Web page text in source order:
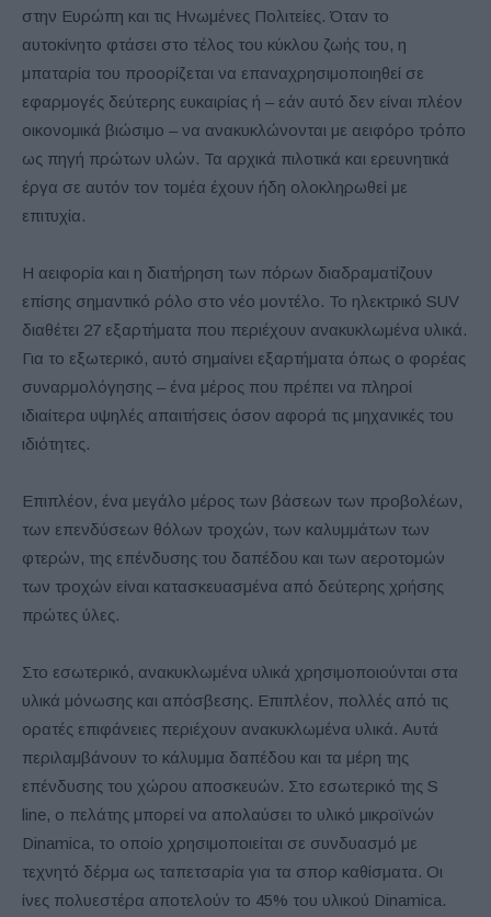
στην Ευρώπη και τις Ηνωμένες Πολιτείες. Όταν το
αυτοκίνητο φτάσει στο τέλος του κύκλου ζωής του, η
μπαταρία του προορίζεται να επαναχρησιμοποιηθεί σε
εφαρμογές δεύτερης ευκαιρίας ή – εάν αυτό δεν είναι πλέον
οικονομικά βιώσιμο – να ανακυκλώνονται με αειφόρο τρόπο
ως πηγή πρώτων υλών. Τα αρχικά πιλοτικά και ερευνητικά
έργα σε αυτόν τον τομέα έχουν ήδη ολοκληρωθεί με
επιτυχία.
Η αειφορία και η διατήρηση των πόρων διαδραματίζουν
επίσης σημαντικό ρόλο στο νέο μοντέλο. Το ηλεκτρικό SUV
διαθέτει 27 εξαρτήματα που περιέχουν ανακυκλωμένα υλικά.
Για το εξωτερικό, αυτό σημαίνει εξαρτήματα όπως ο φορέας
συναρμολόγησης – ένα μέρος που πρέπει να πληροί
ιδιαίτερα υψηλές απαιτήσεις όσον αφορά τις μηχανικές του
ιδιότητες.
Επιπλέον, ένα μεγάλο μέρος των βάσεων των προβολέων,
των επενδύσεων θόλων τροχών, των καλυμμάτων των
φτερών, της επένδυσης του δαπέδου και των αεροτομών
των τροχών είναι κατασκευασμένα από δεύτερης χρήσης
πρώτες ύλες.
Στο εσωτερικό, ανακυκλωμένα υλικά χρησιμοποιούνται στα
υλικά μόνωσης και απόσβεσης. Επιπλέον, πολλές από τις
ορατές επιφάνειες περιέχουν ανακυκλωμένα υλικά. Αυτά
περιλαμβάνουν το κάλυμμα δαπέδου και τα μέρη της
επένδυσης του χώρου αποσκευών. Στο εσωτερικό της S
line, ο πελάτης μπορεί να απολαύσει το υλικό μικροϊνών
Dinamica, το οποίο χρησιμοποιείται σε συνδυασμό με
τεχνητό δέρμα ως ταπετσαρία για τα σπορ καθίσματα. Οι
ίνες πολυεστέρα αποτελούν το 45% του υλικού Dinamica.